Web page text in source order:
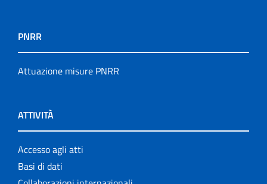
PNRR
Attuazione misure PNRR
ATTIVITÀ
Accesso agli atti
Basi di dati